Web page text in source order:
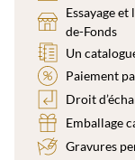
Essayage
de-Fonds
Un
Paiement
Droit
Emballage
Gravures